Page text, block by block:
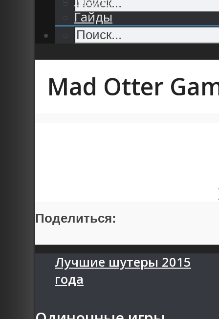
Гайды
Mad Otter
Поделиться:
Лучшие шутеры 2015
года